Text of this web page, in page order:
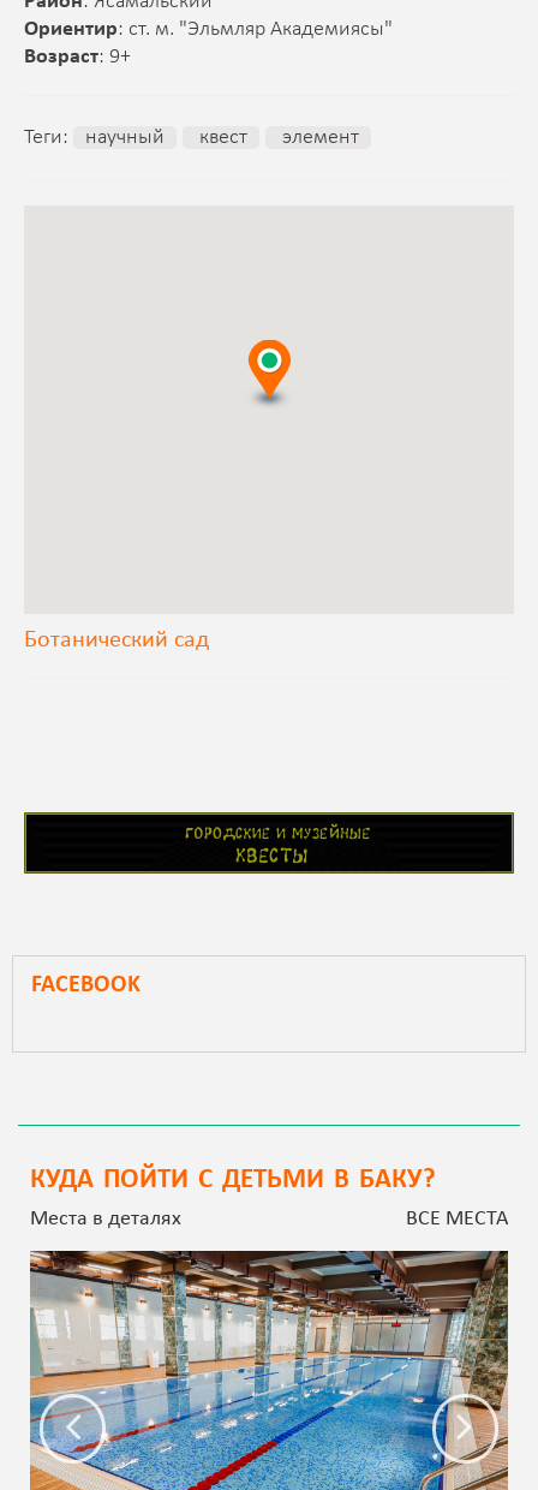
Ориентир: ст. м. "Эльмляр Академиясы"
Возраст: 9+
Теги: научный квест элемент
Ботанический сад
FACEBOOK
КУДА ПОЙТИ С ДЕТЬМИ В БАКУ?
Места в деталях ВСЕ МЕСТА